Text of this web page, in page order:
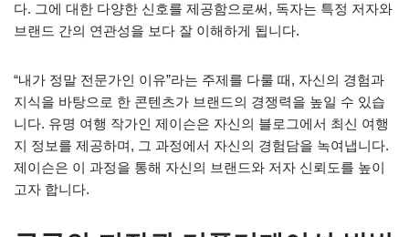
다. 그에 대한 다양한 신호를 제공함으로써, 독자는 특정 저자와
브랜드 간의 연관성을 보다 잘 이해하게 됩니다.
“내가 정말 전문가인 이유”라는 주제를 다룰 때, 자신의 경험과
지식을 바탕으로 한 콘텐츠가 브랜드의 경쟁력을 높일 수 있습
니다. 유명 여행 작가인 제이슨은 자신의 블로그에서 최신 여행
지 정보를 제공하며, 그 과정에서 자신의 경험담을 녹여냅니다.
제이슨은 이 과정을 통해 자신의 브랜드와 저자 신뢰도를 높이
고자 합니다.